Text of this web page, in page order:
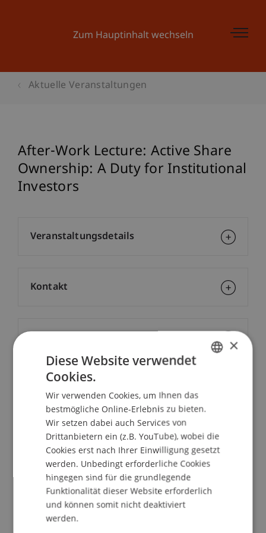
Zum Hauptinhalt wechseln
Aktuelle Veranstaltungen
After-Work Lecture: Active Share
Ownership: A Duty for Institutional
Investors
Dozierende:
Dr. Dominique Biedermann
Prof. em. Dr. Marco J. Menichetti
School/Professur:
MSc in Finance
Over the past few years, the financial community
has become aware of a profound change in the
share ownership structure of listed companies,
Veranstaltungsdetails
Kontakt
×
Diese Website verwendet
Cookies.
Wir verwenden Cookies, um Ihnen das
bestmögliche Online-Erlebnis zu bieten.
Wir setzen dabei auch Services von
Drittanbietern ein (z.B. YouTube), wobei die
Cookies erst nach Ihrer Einwilligung gesetzt
werden. Unbedingt erforderliche Cookies
hingegen sind für die grundlegende
Funktionalität dieser Website erforderlich
und können somit nicht deaktiviert
werden.